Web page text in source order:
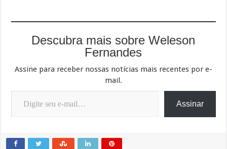
Descubra mais sobre Weleson
Fernandes
Assine para receber nossas notícias mais recentes por e-
mail.
Digite seu e-mail…
Assinar